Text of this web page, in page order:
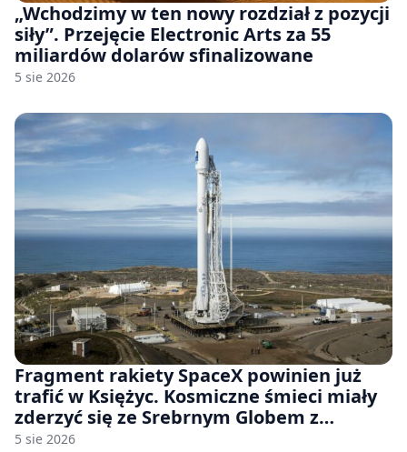
„Wchodzimy w ten nowy rozdział z pozycji
siły”. Przejęcie Electronic Arts za 55
miliardów dolarów sfinalizowane
5 sie 2026
Fragment rakiety SpaceX powinien już
trafić w Księżyc. Kosmiczne śmieci miały
zderzyć się ze Srebrnym Globem z
prędkością 8690 km/h
5 sie 2026